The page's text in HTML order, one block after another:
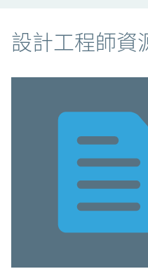
資源
設計工程師資